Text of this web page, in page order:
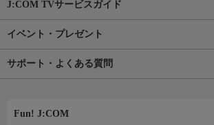
J:COM TVサービスガイド
イベント・プレゼント
サポート・よくある質問
Fun! J:COM